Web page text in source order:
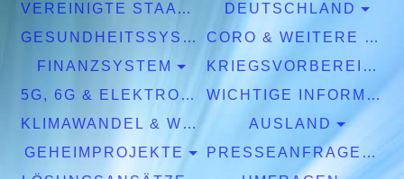
VEREINIGTE STAATEN EUROPA
DEUTSCHLAND
GESUNDHEITSSYSTEM
CORO & WEITERE PANDEMIEN
FINANZSYSTEM
KRIEGSVORBEREITUNGEN
5G, 6G & ELEKTROSMOG
WICHTIGE INFORMATIONEN
KLIMAWANDEL & WETTER
AUSLAND
GEHEIMPROJEKTE
PRESSEANFRAGEN & EXPERTISEN